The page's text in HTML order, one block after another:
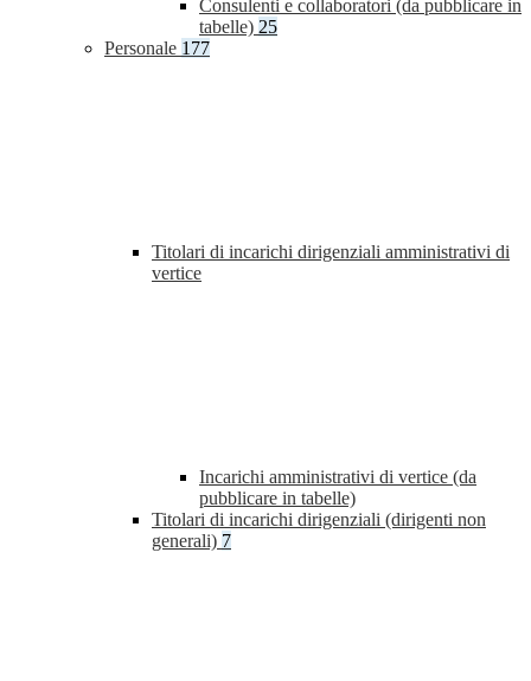
Consulenti e collaboratori (da pubblicare in
tabelle) 25
Personale 177
Titolari di incarichi dirigenziali amministrativi di
vertice
Incarichi amministrativi di vertice (da
pubblicare in tabelle)
Titolari di incarichi dirigenziali (dirigenti non
generali) 7